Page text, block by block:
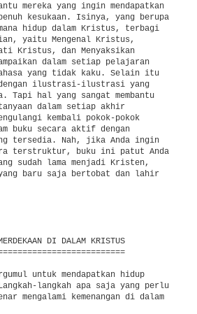
mereka yang ingin mendapatkan
kesukaan. Isinya, yang berupa
hidup dalam Kristus, terbagi
yaitu Mengenal Kristus,
Kristus, dan Menyaksikan
dalam setiap pelajaran
yang tidak kaku. Selain itu
ilustrasi-ilustrasi yang
Tapi hal yang sangat membantu
dalam setiap akhir
kembali pokok-pokok
buku secara aktif dengan
tersedia. Nah, jika Anda ingin
terstruktur, buku ini patut Anda
sudah lama menjadi Kristen,
baru saja bertobat dan lahir
DI DALAM KRISTUS
untuk mendapatkan hidup
langkah apa saja yang perlu
mengalami kemenangan di dalam